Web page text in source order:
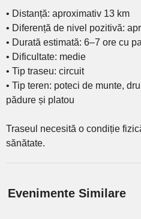
• Distanță: aproximativ 13 km
• Diferență de nivel pozitivă:
• Durată estimată: 6–7 ore cu
• Dificultate: medie
• Tip traseu: circuit
• Tip teren: poteci de munte,
pădure și platou
Traseul necesită o condiție
sănătate.
Evenimente Similare